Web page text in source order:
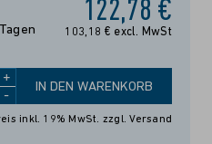
103,18 € excl. MwSt
+
-
IN DEN WARENKORB
inkl. 19% MwSt. zzgl. Versand